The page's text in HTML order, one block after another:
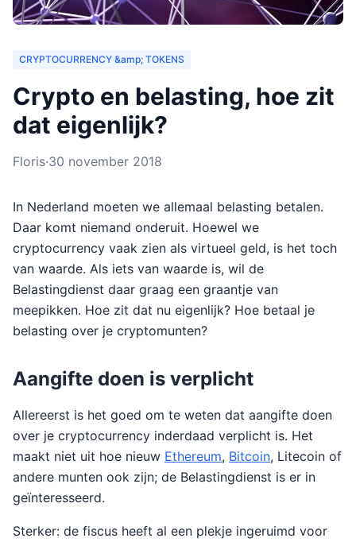
CRYPTOCURRENCY &amp; TOKENS
Crypto en belasting, hoe zit
dat eigenlijk?
Floris·30 november 2018
In Nederland moeten we allemaal belasting betalen.
Daar komt niemand onderuit. Hoewel we
cryptocurrency vaak zien als virtueel geld, is het toch
van waarde. Als iets van waarde is, wil de
Belastingdienst daar graag een graantje van
meepikken. Hoe zit dat nu eigenlijk? Hoe betaal je
belasting over je cryptomunten?
Aangifte doen is verplicht
Allereerst is het goed om te weten dat aangifte doen
over je cryptocurrency inderdaad verplicht is. Het
maakt niet uit hoe nieuw Ethereum, Bitcoin, Litecoin of
andere munten ook zijn; de Belastingdienst is er in
geïnteresseerd.
Sterker: de fiscus heeft al een plekje ingeruimd voor